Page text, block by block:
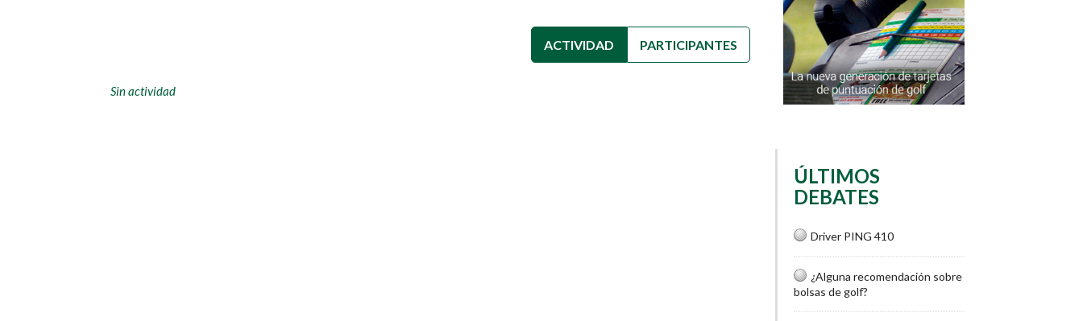
ACTIVIDAD (SOLAPA ACTIVA)
PARTICIPANTES
Sin actividad
ÚLTIMOS
DEBATES
Driver PING 410
¿Alguna recomendación sobre
bolsas de golf?